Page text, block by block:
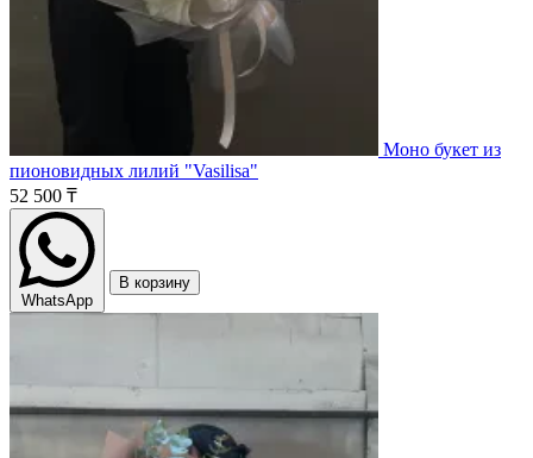
Моно букет из
пионовидных лилий "Vasilisa"
52 500 ₸
WhatsApp
В корзину